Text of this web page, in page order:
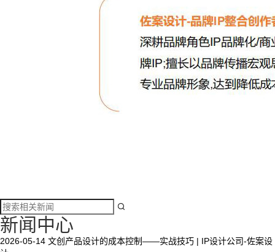

新闻中心
2026-05-14 文创产品设计的成本控制——实战技巧 | IP设计公司-佐案设